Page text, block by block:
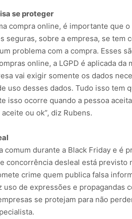
se proteger
compra online, é importante que
seguras, sobre a empresa, se tem
problema com a compra. Esses
online, a LGPD é aplicada
vai exigir somente os dados
uso desses dados. Tudo isso tem
isso ocorre quando a pessoa
ou ok”, diz Rubens.
comum durante a Black Friday e é
concorrência desleal está
crime quem publica falsa
uso de expressões e propagandas
se protejam para não